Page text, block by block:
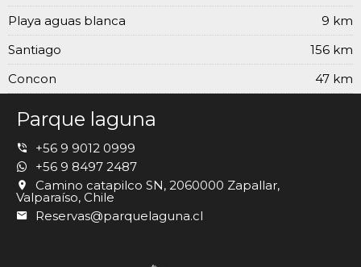
Playa aguas blanca
9 km
Santiago
156 km
Concon
47 km
Parque laguna
+56 9 9012 0999
+56 9 8497 2487
Camino catapilco SN, 2060000 Zapallar,
Valparaíso, Chile
Reservas@parquelaguna.cl